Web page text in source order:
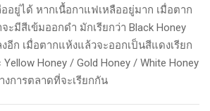
อยู่ได้ หากเนื้อกาแฟเหลืออยู่มาก เมื่อตาก
ะมีสีเข้มออกดำ มักเรียกว่า Black Honey
อีก เมื่อตากแห้งแล้วจะออกเป็นสีแดงเรียก
Yellow Honey / Gold Honey / White Honey
การตลาดที่จะเรียกกัน